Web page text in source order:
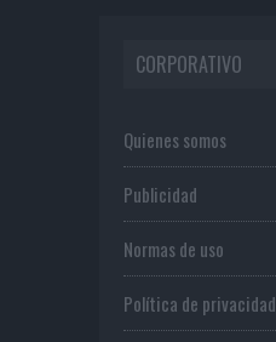
CORPORATIVO
Quienes somos
Publicidad
Normas de uso
Política de privacidad